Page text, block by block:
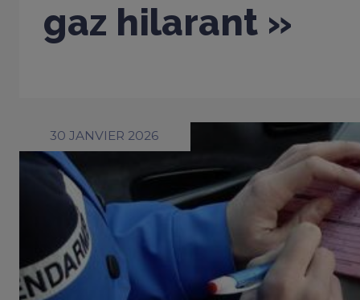
gaz hilarant »
30 JANVIER 2026